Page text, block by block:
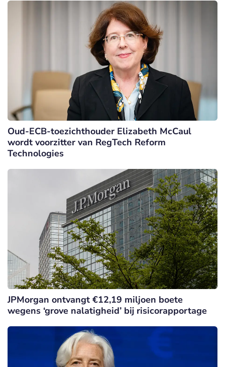
Oud-ECB-toezichthouder Elizabeth McCaul
wordt voorzitter van RegTech Reform
Technologies
JPMorgan ontvangt €12,19 miljoen boete
wegens ‘grove nalatigheid’ bij risicorapportage